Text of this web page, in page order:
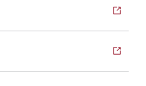
Open
Open